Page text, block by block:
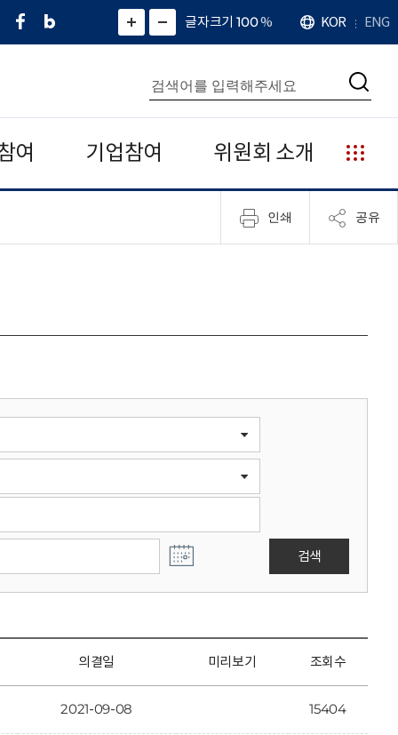
페
네
그
)
화
면
면
소
확
대
치
글자크기 100%
언
어
KOR ENG
통
합
검
색
검
여 기업참여 위원회 소개
누
리
집
안
인쇄 공유
검색
의결일 미리보기 조회수
2021-09-08 15404